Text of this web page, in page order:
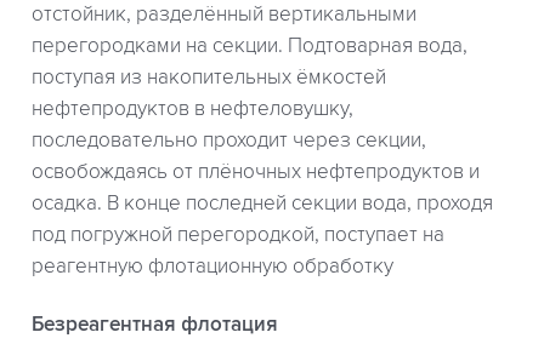
отстойник, разделённый вертикальными
перегородками на секции. Подтоварная вода,
поступая из накопительных ёмкостей
нефтепродуктов в нефтеловушку,
последовательно проходит через секции,
освобождаясь от плёночных нефтепродуктов и
осадка. В конце последней секции вода, проходя
под погружной перегородкой, поступает на
реагентную флотационную обработку
Безреагентная флотация